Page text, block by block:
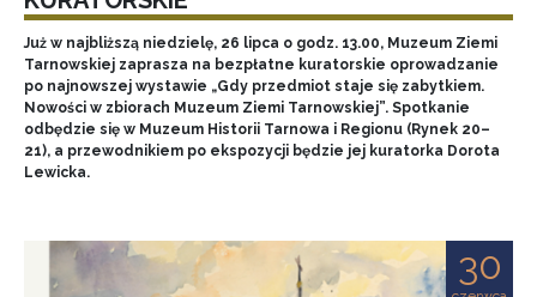
Już w najbliższą niedzielę, 26 lipca o godz. 13.00, Muzeum Ziemi
Tarnowskiej zaprasza na bezpłatne kuratorskie oprowadzanie
po najnowszej wystawie „Gdy przedmiot staje się zabytkiem.
Nowości w zbiorach Muzeum Ziemi Tarnowskiej”. Spotkanie
odbędzie się w Muzeum Historii Tarnowa i Regionu (Rynek 20–
21), a przewodnikiem po ekspozycji będzie jej kuratorka Dorota
Lewicka.
30